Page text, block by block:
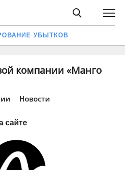
УБЫТКОВ
компании «Манго
Новости
сайте